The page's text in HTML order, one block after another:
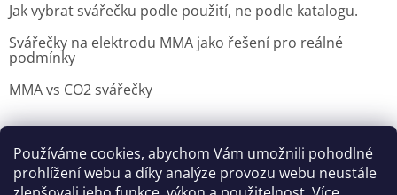
Používáme cookies, abychom Vám umožnili pohodlné
prohlížení webu a díky analýze provozu webu neustále
Jak vybrat svářečku podle použití, ne podle katalogu.
Svářečky na elektrodu MMA jako řešení pro reálné
podmínky
MMA vs CO2 svářečky
Možnosti doručení Nakupovani Možností platby
Výběr svářečky